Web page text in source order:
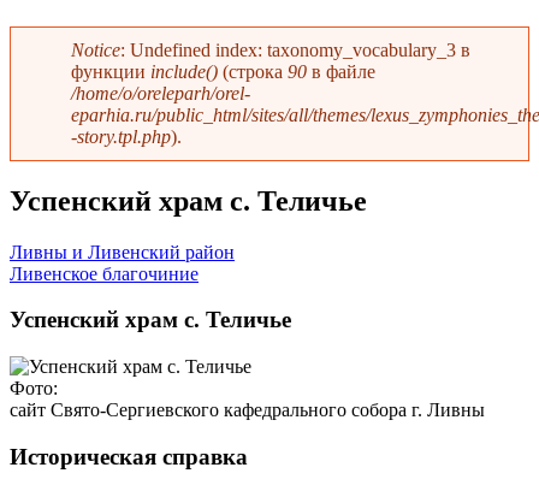
Сообщение об ошибке
Notice: Undefined index: taxonomy_vocabulary_3 в
функции include() (строка 90 в файле
/home/o/oreleparh/orel-
eparhia.ru/public_html/sites/all/themes/
-story.tpl.php).
Успенский храм с. Теличье
Ливны и Ливенский район
Ливенское благочиние
Успенский храм с. Теличье
Фото:
сайт Свято-Сергиевского кафедрального собора г. Ливны
Историческая справка